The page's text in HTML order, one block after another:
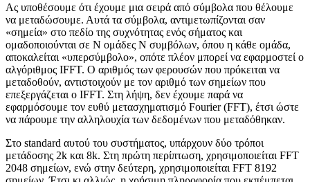
Ας υποθέσουμε ότι έχουμε μια σειρά από σύμβολα που θέλουμε
να μεταδώσουμε. Αυτά τα σύμβολα, αντιμετωπίζονται σαν
«σημεία» στο πεδίο της συχνότητας ενός σήματος και
ομαδοποιούνται σε Ν ομάδες Ν συμβόλων, όπου η κάθε ομάδα,
αποκαλείται «υπερσύμβολο», οπότε πλέον μπορεί να εφαρμοστεί ο
αλγόριθμος IFFT. Ο αριθμός των φερουσών που πρόκειται να
μεταδοθούν, αντιστοιχούν με τον αριθμό των σημείων που
επεξεργάζεται ο IFFT. Στη λήψη, δεν έχουμε παρά να
εφαρμόσουμε τον ευθύ μετασχηματισμό Fourier (FFT), έτσι ώστε
να πάρουμε την αλληλουχία των δεδομένων που μεταδόθηκαν.
Στο standard αυτού του συστήματος, υπάρχουν δύο τρόποι
μετάδοσης 2k και 8k. Στη πρώτη περίπτωση, χρησιμοποιείται FFT
2048 σημείων, ενώ στην δεύτερη, χρησιμοποιείται FFT 8192